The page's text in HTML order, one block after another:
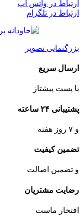
ارتباط در واتس اپ
ارتباط در تلگرام
بزرگنمایی تصویر
ارسال سریع
با پست پیشتاز
پشتیبانی ۲۴ ساعته
و ۷ روز هفته
تضمین کیفیت
و تضمین اصالت
رضایت مشتریان
افتخار ماست